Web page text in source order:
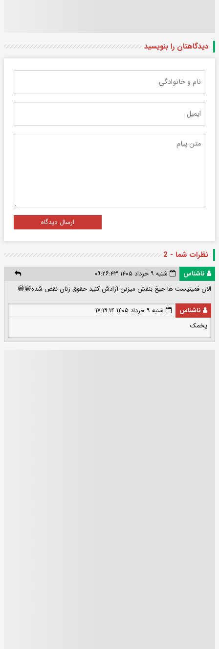
دیدگاهتان را بنویسید
ارسال دیدگاه
نظرات شما - 2
ناشناس
شنبه ۹ خرداد ۱۴۰۵ ۰۹:۲۶:۴۳
الان فمینیست ها جیغ بنفش میزنن آزادش کنید حقوق زنان نقض شده😁😁
ناشناس
شنبه ۹ خرداد ۱۴۰۵ ۱۷:۱۹:۱۴
یخمک